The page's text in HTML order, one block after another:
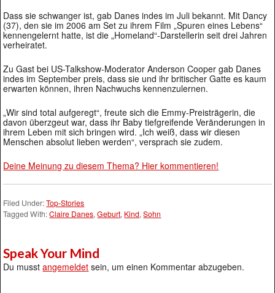
Dass sie schwanger ist, gab Danes indes im Juli bekannt. Mit Dancy
(37), den sie im 2006 am Set zu ihrem Film „Spuren eines Lebens“
kennengelernt hatte, ist die „Homeland“-Darstellerin seit drei Jahren
verheiratet.
Zu Gast bei US-Talkshow-Moderator Anderson Cooper gab Danes
indes im September preis, dass sie und ihr britischer Gatte es kaum
erwarten können, ihren Nachwuchs kennenzulernen.
„Wir sind total aufgeregt“, freute sich die Emmy-Preisträgerin, die
davon überzgeut war, dass ihr Baby tiefgreifende Veränderungen in
ihrem Leben mit sich bringen wird. „Ich weiß, dass wir diesen
Menschen absolut lieben werden“, versprach sie zudem.
Deine Meinung zu diesem Thema? Hier kommentieren!
Filed Under:Top-Stories
Tagged With:Claire Danes,Geburt, Kind,Sohn
Speak Your Mind
Du musstangemeldet sein, um einen Kommentar abzugeben.